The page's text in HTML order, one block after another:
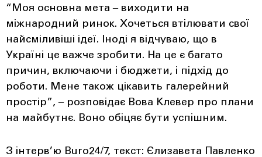
“Моя основна мета ‒ виходити на
міжнародний ринок. Хочеться втілювати свої
найсміливіші ідеї. Іноді я відчуваю, що в
Україні це важче зробити. На це є багато
причин, включаючи і бюджети, і підхід до
роботи. Мене також цікавить галерейний
простір”, ‒ розповідає Вова Клевер про плани
на майбутнє. Воно обіцяє бути успішним.
З інтерв’ю Buro24/7, текст: Єлизавета Павленко